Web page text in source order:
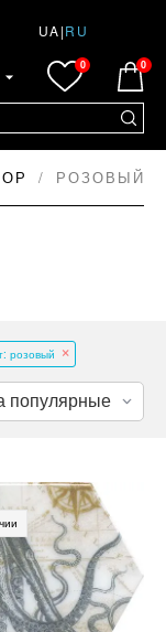
UA|RU
0 0
РОЗОВЫЙ
розовый